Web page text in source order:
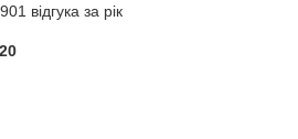
відгука за рік